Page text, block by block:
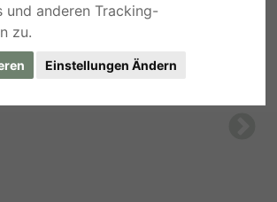
und anderen Tracking-
zu.
Einstellungen Ändern